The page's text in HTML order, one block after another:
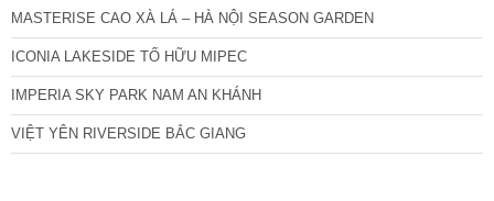
MASTERISE CAO XÀ LÁ – HÀ NỘI SEASON GARDEN
ICONIA LAKESIDE TỐ HỮU MIPEC
IMPERIA SKY PARK NAM AN KHÁNH
VIỆT YÊN RIVERSIDE BẮC GIANG